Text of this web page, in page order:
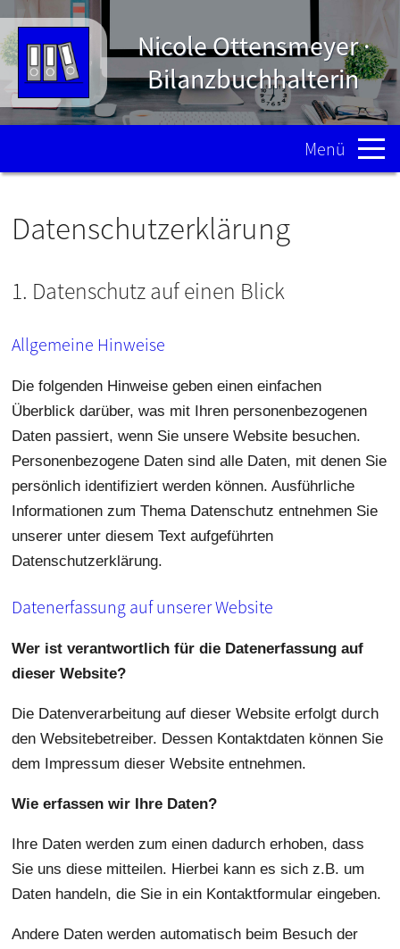
Nicole Ottensmeyer ·
Bilanzbuchhalterin
Menü
Datenschutzerklärung
1. Datenschutz auf einen Blick
Allgemeine Hinweise
Die folgenden Hinweise geben einen einfachen
Überblick darüber, was mit Ihren personenbezogenen
Daten passiert, wenn Sie unsere Website besuchen.
Personenbezogene Daten sind alle Daten, mit denen Sie
persönlich identifiziert werden können. Ausführliche
Informationen zum Thema Datenschutz entnehmen Sie
unserer unter diesem Text aufgeführten
Datenschutzerklärung.
Datenerfassung auf unserer Website
Wer ist verantwortlich für die Datenerfassung auf
dieser Website?
Die Datenverarbeitung auf dieser Website erfolgt durch
den Websitebetreiber. Dessen Kontaktdaten können Sie
dem Impressum dieser Website entnehmen.
Wie erfassen wir Ihre Daten?
Ihre Daten werden zum einen dadurch erhoben, dass
Sie uns diese mitteilen. Hierbei kann es sich z.B. um
Daten handeln, die Sie in ein Kontaktformular eingeben.
Andere Daten werden automatisch beim Besuch der